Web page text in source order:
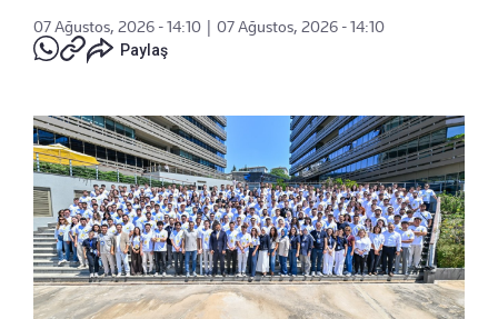
07 Ağustos, 2026 - 14:10
07 Ağustos, 2026 - 14:10
Paylaş